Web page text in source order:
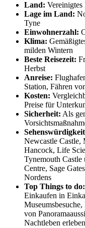
Land:
Lage im Land:
Tyne
Einwohnerzahl:
Klima:
milden Wintern
Beste Reisezeit:
Herbst
Anreise:
Station, Fähren
Kosten:
Preise für
Sicherheit: Als
Newcastle
Hancock, Life
Tynemouth
Centre, Sage
Nordens
Top Things to do:
Einkaufen in
von
Nachtleben